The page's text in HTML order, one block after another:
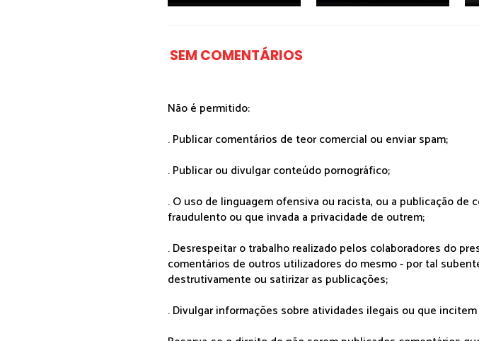
SEM COMENTÁRIOS
Não é permitido:
. Publicar comentários de teor comercial ou enviar spam;
. Publicar ou divulgar conteúdo pornográfico;
. O uso de linguagem ofensiva ou racista, ou a publicação de
fraudulento ou que invada a privacidade de outrem;
. Desrespeitar o trabalho realizado pelos colaboradores do
comentários de outros utilizadores do mesmo - por tal
destrutivamente ou satirizar as publicações;
. Divulgar informações sobre atividades ilegais ou que